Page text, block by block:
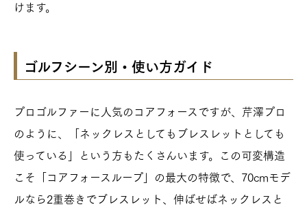
けます。
ゴルフシーン別・使い方ガイド
プロゴルファーに人気のコアフォースですが、芹澤プロ
のように、「ネックレスとしてもブレスレットとしても
使っている」という方もたくさんいます。この可変構造
こそ「コアフォースループ」の最大の特徴で、70cmモデ
ルなら2重巻きでブレスレット、伸ばせばネックレスと